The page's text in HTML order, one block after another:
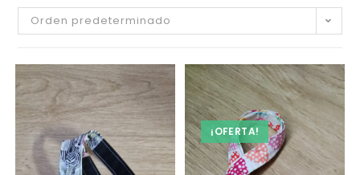
Orden predeterminado
¡OFERTA!